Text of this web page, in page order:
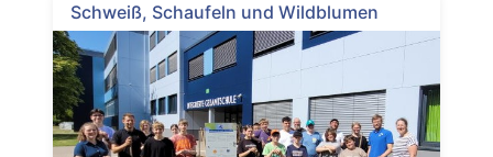
Schweiß, Schaufeln und Wildblumen